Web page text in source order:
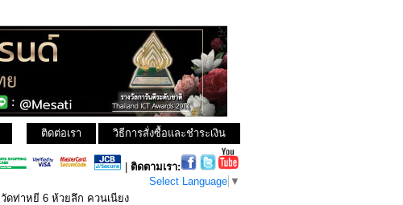
วิธีการสั่งซื้อและชำระเงิน
ติดต่อเรา
ติดตามเรา:
Select Language ▼
วัดท่าหยี 6 ห้วยลึก ควนเนียง